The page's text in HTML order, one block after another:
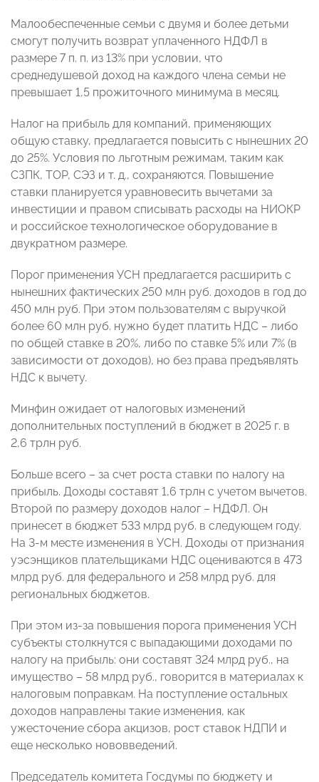
Малообеспеченные семьи с двумя и более детьми
смогут получить возврат уплаченного НДФЛ в
размере 7 п. п. из 13% при условии, что
среднедушевой доход на каждого члена семьи не
превышает 1,5 прожиточного минимума в месяц.
Налог на прибыль для компаний, применяющих
общую ставку, предлагается повысить с нынешних 20
до 25%. Условия по льготным режимам, таким как
СЗПК, ТОР, СЭЗ и т. д., сохраняются. Повышение
ставки планируется уравновесить вычетами за
инвестиции и правом списывать расходы на НИОКР
и российское технологическое оборудование в
двукратном размере.
Порог применения УСН предлагается расширить с
нынешних фактических 250 млн руб. доходов в год до
450 млн руб. При этом пользователям с выручкой
более 60 млн руб. нужно будет платить НДС – либо
по общей ставке в 20%, либо по ставке 5% или 7% (в
зависимости от доходов), но без права предъявлять
НДС к вычету.
Минфин ожидает от налоговых изменений
дополнительных поступлений в бюджет в 2025 г. в
2,6 трлн руб.
Больше всего – за счет роста ставки по налогу на
прибыль. Доходы составят 1,6 трлн с учетом вычетов.
Второй по размеру доходов налог – НДФЛ. Он
принесет в бюджет 533 млрд руб. в следующем году.
На 3-м месте изменения в УСН. Доходы от признания
уэсэнщиков плательщиками НДС оцениваются в 473
млрд руб. для федерального и 258 млрд руб. для
региональных бюджетов.
При этом из-за повышения порога применения УСН
субъекты столкнутся с выпадающими доходами по
налогу на прибыль: они составят 324 млрд руб., на
имущество – 58 млрд руб., говорится в материалах к
налоговым поправкам. На поступление остальных
доходов направлены такие изменения, как
ужесточение сбора акцизов, рост ставок НДПИ и
еще несколько нововведений.
Председатель комитета Госдумы по бюджету и